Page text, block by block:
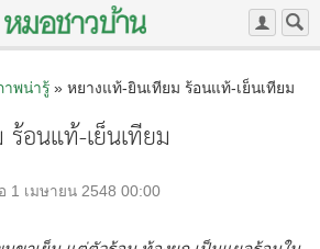
พน่ารู้» หยางแท้-ยินเทียม ร้อนแท้-เย็นเทียม
อนแท้-เย็นเทียม
1 เมษายน 2548 00:00